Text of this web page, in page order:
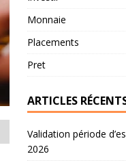
Monnaie
Placements
Pret
ARTICLES
Validation période
2026